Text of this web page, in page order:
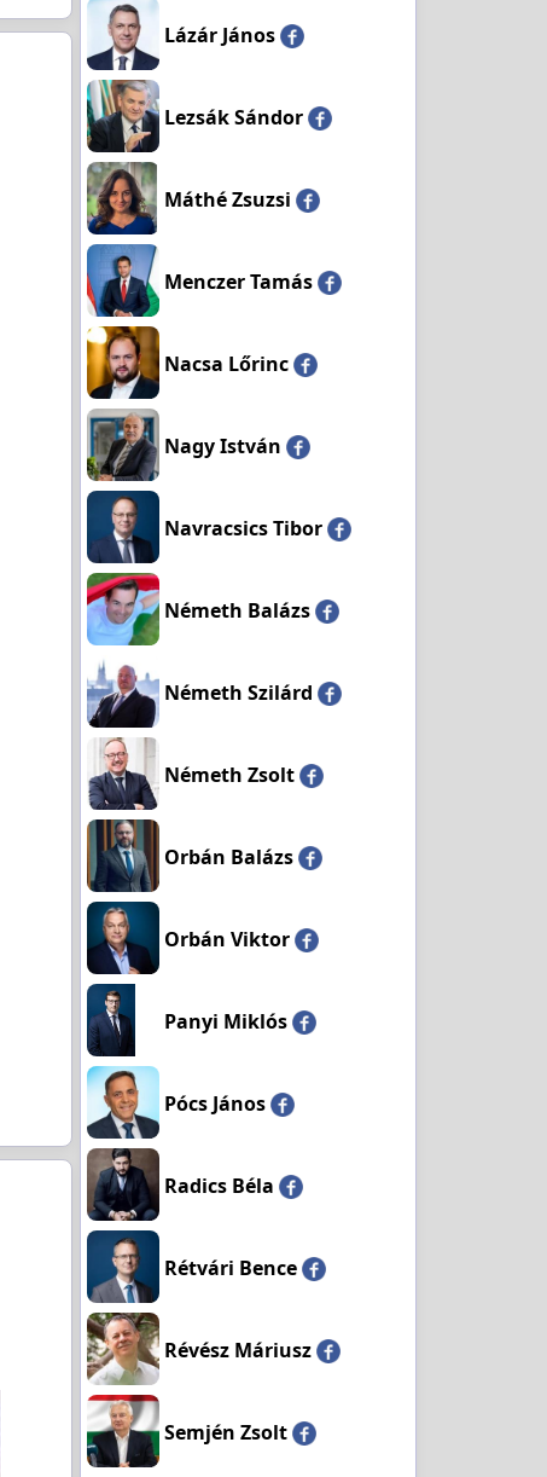
Lázár János
Lezsák Sándor
Máthé Zsuzsi
Menczer Tamás
Nacsa Lőrinc
Nagy István
Navracsics Tibor
Németh Balázs
Németh Szilárd
Németh Zsolt
Orbán Balázs
Orbán Viktor
Panyi Miklós
Pócs János
Radics Béla
Rétvári Bence
Révész Máriusz
Semjén Zsolt